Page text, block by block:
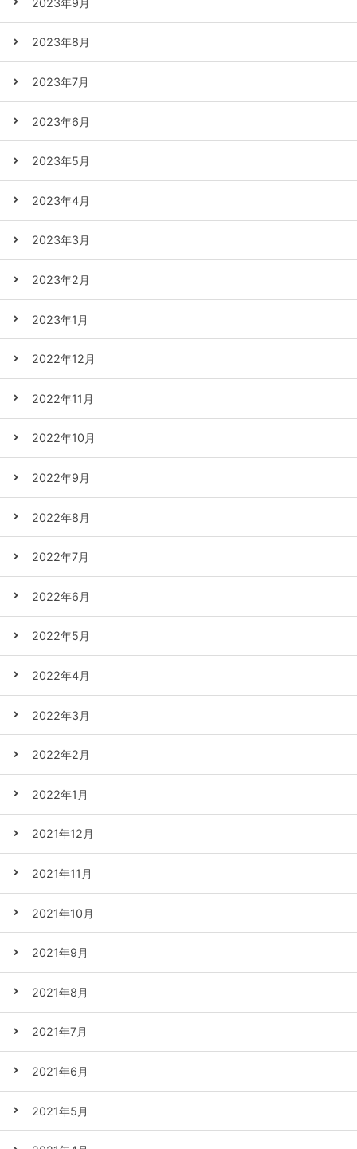
2023年8月
2023年7月
2023年6月
2023年5月
2023年4月
2023年3月
2023年2月
2023年1月
2022年12月
2022年11月
2022年10月
2022年9月
2022年8月
2022年7月
2022年6月
2022年5月
2022年4月
2022年3月
2022年2月
2022年1月
2021年12月
2021年11月
2021年10月
2021年9月
2021年8月
2021年7月
2021年6月
2021年5月